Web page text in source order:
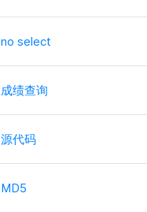
no select
成绩查询
源代码
MD5